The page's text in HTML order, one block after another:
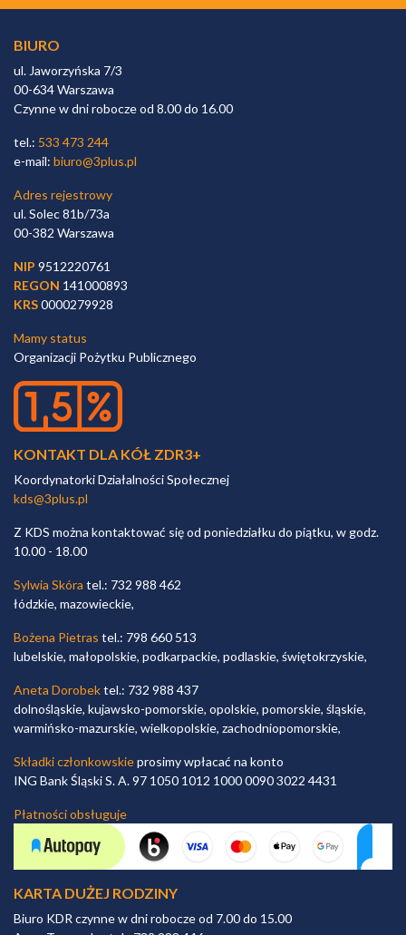
BIURO
ul. Jaworzyńska 7/3
00-634 Warszawa
Czynne w dni robocze od 8.00 do 16.00
tel.: 533 473 244
e-mail: biuro@3plus.pl
Adres rejestrowy
ul. Solec 81b/73a
00-382 Warszawa
NIP 9512220761
REGON 141000893
KRS0000279928
Mamy status
Organizacji Pożytku Publicznego
KONTAKT DLA KÓŁ ZDR3+
Koordynatorki Działalności Społecznej
kds@3plus.pl
Z KDS można kontaktować się od poniedziałku do piątku, w godz.
10.00 - 18.00
Sylwia Skóra tel.: 732 988 462
łódzkie, mazowieckie,
Bożena Pietras tel.: 798 660 513
lubelskie, małopolskie, podkarpackie, podlaskie, świętokrzyskie,
Aneta Dorobektel.: 732 988 437
dolnośląskie, kujawsko-pomorskie, opolskie, pomorskie, śląskie,
warmińsko-mazurskie, wielkopolskie, zachodniopomorskie,
Składki członkowskieprosimy wpłacać na konto
ING Bank Śląski S. A. 97 1050 1012 1000 0090 3022 4431
Płatności obsługuje
KARTA DUŻEJ RODZINY
Biuro KDR czynne w dni robocze od 7.00 do 15.00